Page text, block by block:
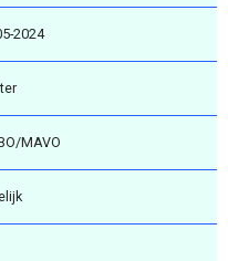
2024
MAVO